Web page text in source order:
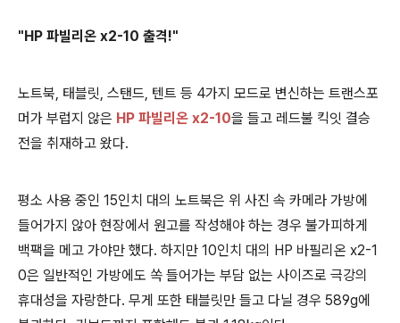
"HP 파빌리온 x2-10 출격!"
노트북, 태블릿, 스탠드, 텐트 등 4가지 모드로 변신하는 트랜스포
머가 부럽지 않은 HP 파빌리온 x2-10을 들고 레드불 킥잇 결승
전을 취재하고 왔다.
평소 사용 중인 15인치 대의 노트북은 위 사진 속 카메라 가방에
들어가지 않아 현장에서 원고를 작성해야 하는 경우 불가피하게
백팩을 메고 가야만 했다. 하지만 10인치 대의 HP 바필리온 x2-1
0은 일반적인 가방에도 쏙 들어가는 부담 없는 사이즈로 극강의
휴대성을 자랑한다. 무게 또한 태블릿만 들고 다닐 경우 589g에